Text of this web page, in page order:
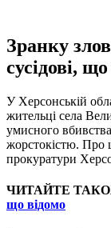
Зранку
сусідові,
У Херсонській
жительці села
умисного
жорстокістю. Про
прокуратури
ЧИТАЙТЕ
що відомо